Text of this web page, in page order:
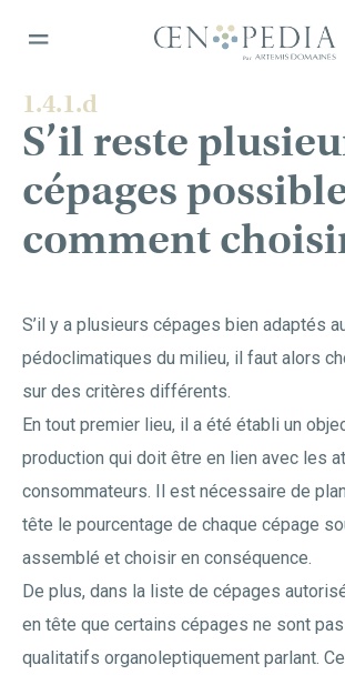
1.4.1.d
S’il reste
cépages
comment
S’il y a plusieurs cépages bien adaptés
pédoclimatiques du milieu, il faut alors
sur des critères différents.
En tout premier lieu, il a été établi un
production qui doit être en lien avec les
consommateurs. Il est nécessaire de
tête le pourcentage de chaque cépage
assemblé et choisir en conséquence.
De plus, dans la liste de cépages
en tête que certains cépages ne sont
qualitatifs organoleptiquement parlant.